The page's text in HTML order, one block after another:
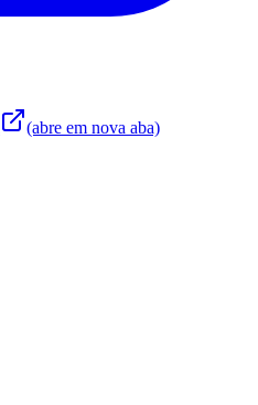
(abre em nova aba)